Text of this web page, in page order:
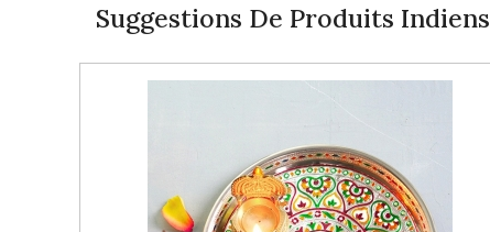
Suggestions De Produits Indiens